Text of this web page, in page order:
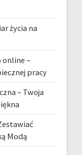
życia na
online –
pracy
– Twoja
Modą